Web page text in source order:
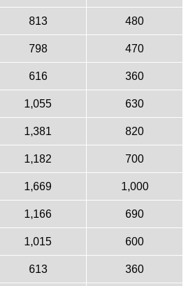
813 480
798 470
616 360
1,055 630
1,381 820
1,182 700
1,669 1,000
1,166 690
1,015 600
613 360